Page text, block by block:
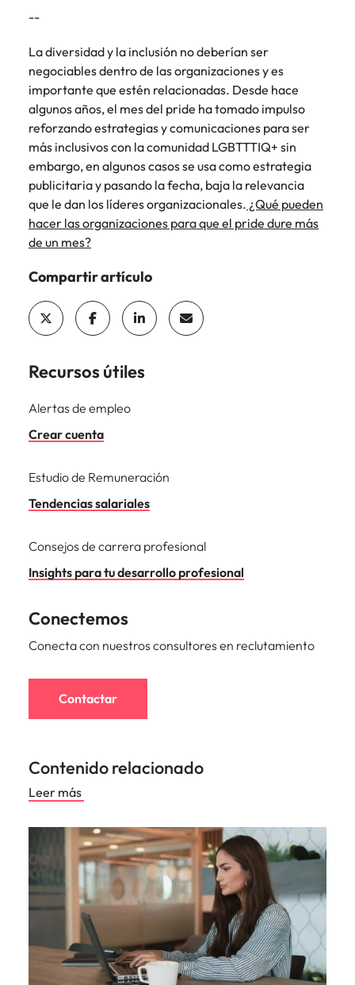
--
La diversidad y la inclusión no deberían ser
negociables dentro de las organizaciones y es
importante que estén relacionadas. Desde hace
algunos años, el mes del pride ha tomado impulso
reforzando estrategias y comunicaciones para ser
más inclusivos con la comunidad LGBTTTIQ+ sin
embargo, en algunos casos se usa como estrategia
publicitaria y pasando la fecha, baja la relevancia
que le dan los líderes organizacionales. ¿Qué pueden
hacer las organizaciones para que el pride dure más
de un mes?
Compartir artículo
Recursos útiles
Alertas de empleo
Crear cuenta
Estudio de Remuneración
Tendencias salariales
Consejos de carrera profesional
Insights para tu desarrollo profesional
Conectemos
Conecta con nuestros consultores en reclutamiento
Contactar
Contenido relacionado
Leer más